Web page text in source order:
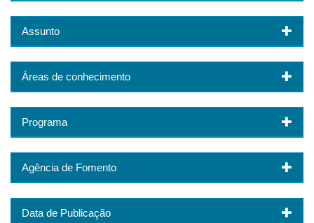
Assunto
Áreas de conhecimento
Programa
Agência de Fomento
Data de Publicação